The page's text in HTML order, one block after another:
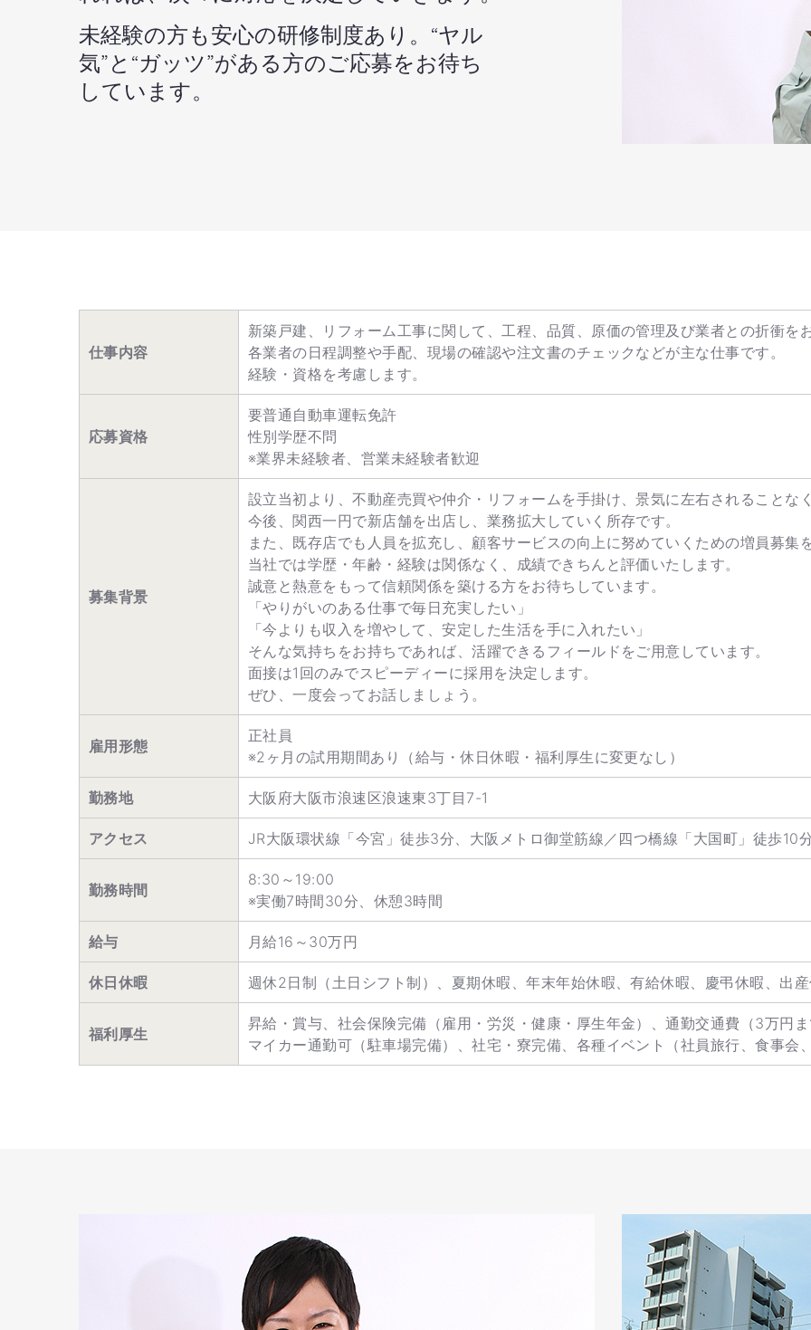
未経験の方も安心の研修制度あり。“ヤル
気”と“ガッツ”がある方のご応募をお待ち
しています。
仕事内容
新築戸建、リフォーム工事に関して、工程、品質、原価の管理及び業者との折衝を
各業者の日程調整や手配、現場の確認や注文書のチェックなどが主な仕事です。
経験・資格を考慮します。
応募資格
要普通自動車運転免許
性別学歴不問
※業界未経験者、営業未経験者歓迎
募集背景
設立当初より、不動産売買や仲介・リフォームを手掛け、景気に左右されることな
今後、関西一円で新店舗を出店し、業務拡大していく所存です。
また、既存店でも人員を拡充し、顧客サービスの向上に努めていくための増員募集
当社では学歴・年齢・経験は関係なく、成績できちんと評価いたします。
誠意と熱意をもって信頼関係を築ける方をお待ちしています。
「やりがいのある仕事で毎日充実したい」
「今よりも収入を増やして、安定した生活を手に入れたい」
そんな気持ちをお持ちであれば、活躍できるフィールドをご用意しています。
面接は1回のみでスピーディーに採用を決定します。
ぜひ、一度会ってお話しましょう。
雇用形態
正社員
※2ヶ月の試用期間あり（給与・休日休暇・福利厚生に変更なし）
勤務地 大阪府大阪市浪速区浪速東3丁目7-1
アクセス JR大阪環状線「今宮」徒歩3分、大阪メトロ御堂筋線／四つ橋線「大国町」徒歩10
勤務時間
8:30～19:00
※実働7時間30分、休憩3時間
給与 月給16～30万円
休日休暇 週休2日制（土日シフト制）、夏期休暇、年末年始休暇、有給休暇、慶弔休暇、出
福利厚生
昇給・賞与、社会保険完備（雇用・労災・健康・厚生年金）、通勤交通費（3万円
マイカー通勤可（駐車場完備）、社宅・寮完備、各種イベント（社員旅行、食事会